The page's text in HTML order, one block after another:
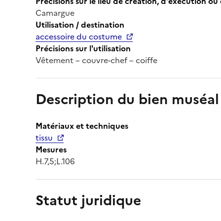
Camargue
Utilisation / destination
accessoire du costume
Précisions sur l'utilisation
Vêtement – couvre-chef – coiffe
Description du bien muséal
Matériaux et techniques
tissu
Mesures
H.7,5;L.106
Statut juridique